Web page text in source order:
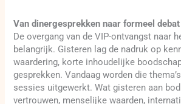
Van dinergesprekken naar formeel debat
De overgang van de VIP-ontvangst naar
belangrijk. Gisteren lag de nadruk op
waardering, korte inhoudelijke
gesprekken. Vandaag worden die
sessies uitgewerkt. Wat gisteren aan
vertrouwen, menselijke waarden,